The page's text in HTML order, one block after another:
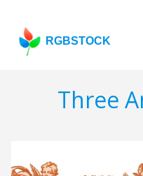
RGBSTOCK
Three